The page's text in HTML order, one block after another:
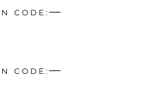
CODE:
CODE: